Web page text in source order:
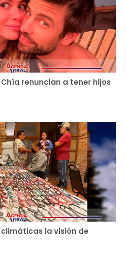
renuncian a tener hijos
la visión de